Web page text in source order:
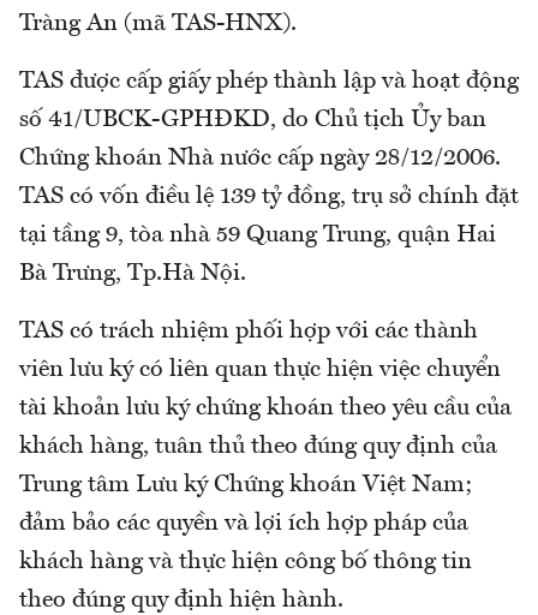
Tràng An (mã TAS-HNX).
TAS được cấp giấy phép thành lập và hoạt động
số 41/UBCK-GPHĐKD, do Chủ tịch Ủy ban
Chứng khoán Nhà nước cấp ngày 28/12/2006.
TAS có vốn điều lệ 139 tỷ đồng, trụ sở chính đặt
tại tầng 9, tòa nhà 59 Quang Trung, quận Hai
Bà Trưng, Tp.Hà Nội.
TAS có trách nhiệm phối hợp với các thành
viên lưu ký có liên quan thực hiện việc chuyển
tài khoản lưu ký chứng khoán theo yêu cầu của
khách hàng, tuân thủ theo đúng quy định của
Trung tâm Lưu ký Chứng khoán Việt Nam;
đảm bảo các quyền và lợi ích hợp pháp của
khách hàng và thực hiện công bố thông tin
theo đúng quy định hiện hành.